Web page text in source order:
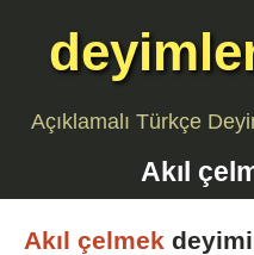
Açıklamalı Türkçe
Akıl
Akıl çelmek